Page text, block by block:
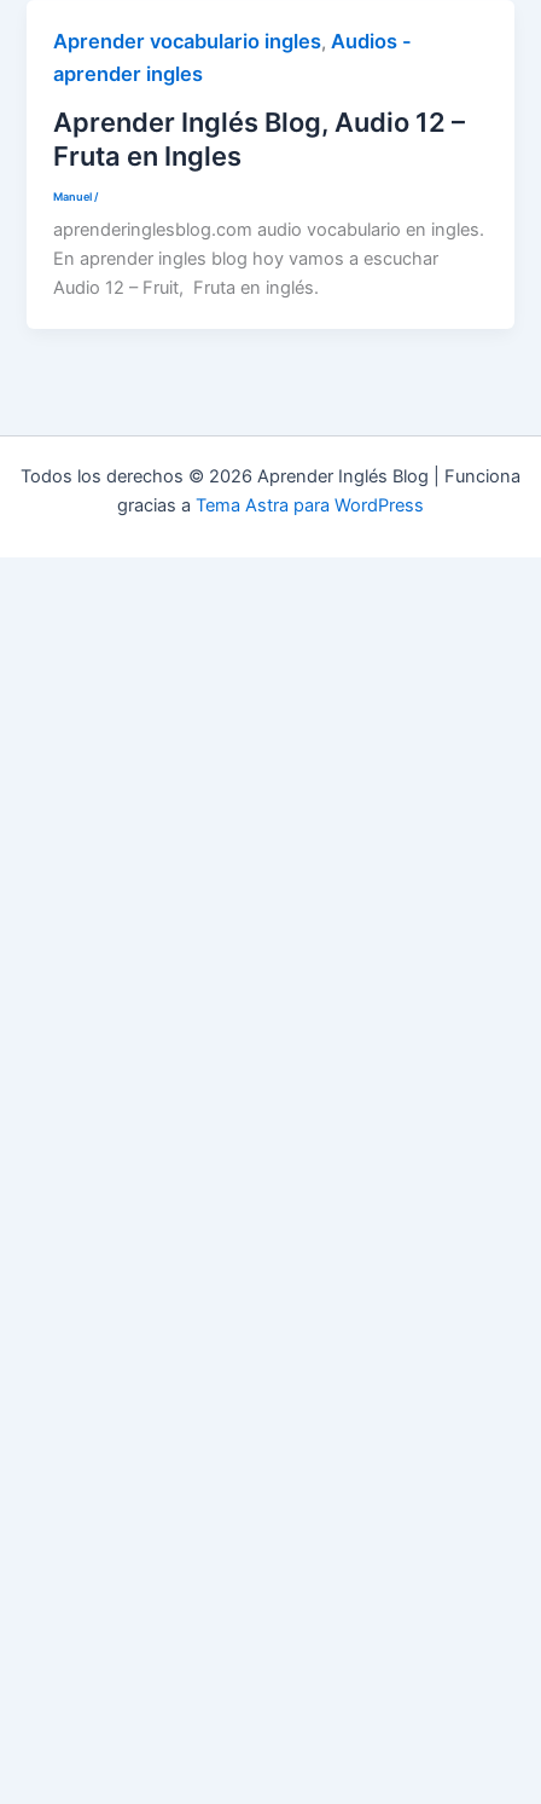
Aprender vocabulario ingles,Audios -
aprender ingles
Aprender Inglés Blog, Audio 12 –
Fruta en Ingles
Manuel/
aprenderinglesblog.com audio vocabulario en ingles.
En aprender ingles blog hoy vamos a escuchar
Audio 12 – Fruit, Fruta en inglés.
Todos los derechos © 2026 Aprender Inglés Blog | Funciona
gracias a Tema Astra para WordPress